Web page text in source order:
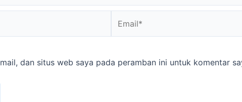
dan situs web saya pada peramban ini untuk komentar